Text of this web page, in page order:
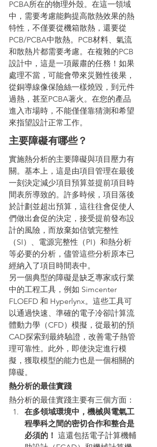
PCBA所在的物理外殼。在這一領域
中，需要考慮能夠提高散熱效果的熱
特性，不僅要從機箱散熱，還要從
PCB/PCBA中散熱。PCB材料、氣流
和散熱片都需要考慮。在複雜的PCB
設計中，這是一項嚴肅的任務！如果
處理不當，可能會帶來災難性後果，
從銅導線像保險絲一樣燒毀，到元件
過熱，甚至PCBA著火。在您的產品
進入市場時，不能僅僅靠猜測和希望
來指望設計正常工作。
主要障礙有哪些？
實施熱分析的主要障礙與項目壓力有
關。基本上，這是由項目管理在最後
一刻決定減少項目預算並提前項目時
間表所導致的。許多時候，項目落後
於計劃並超出預算，這往往會促使人
們做出倉促的決定，接受提前發布設
計的風險，而放棄如信號完整性
（SI）、電源完整性（PI）和熱分析
等必要的分析，儘管這些分析原本已
經納入了項目時間表中。
另一個典型的障礙是缺乏專家或行業
中的工程工具，例如 Simcenter
FLOEFD 和 Hyperlynx。這些工具可
以通過快速、準確的電子冷卻計算流
體動力學（CFD）模擬，從最初的預
CAD探索到最終驗證，改善電子熱管
理可靠性。此外，即使決定進行模
擬，獲取模型的能力也是一個相關的
障礙。
熱分析的最佳實踐
熱分析的最佳實踐主要有三個方面：
在多領域環境中，機械與電氣工
程學科之間的密切合作和整合是
必須的！ 這還包括電子計算機輔